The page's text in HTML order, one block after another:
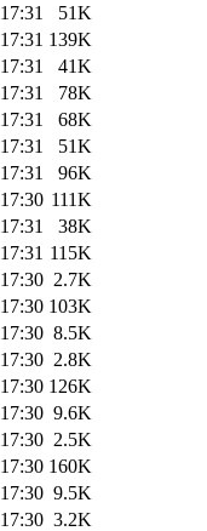
51K
139K
41K
78K
68K
51K
96K
111K
38K
115K
2.7K
103K
8.5K
2.8K
126K
9.6K
2.5K
160K
9.5K
3.2K